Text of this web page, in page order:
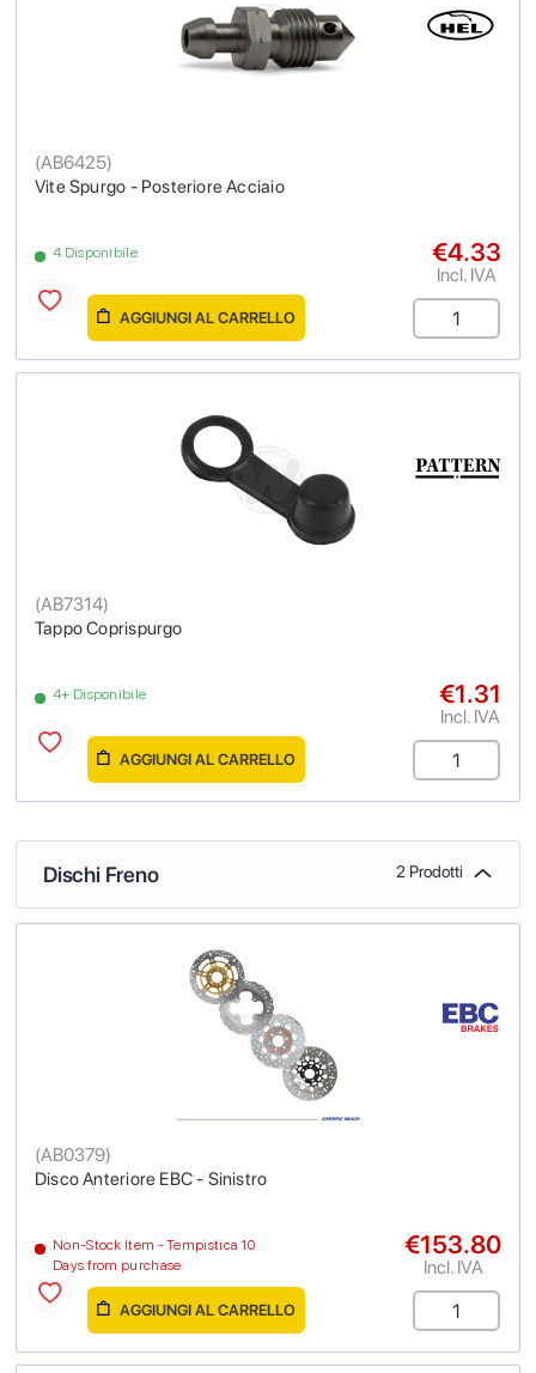
Vite Spurgo - Posteriore Acciaio
(AB6425)
4 Disponibile €4.33
Incl. IVA
AGGIUNGI AL CARRELLO
Tappo Coprispurgo
(AB7314)
4+ Disponibile €1.31
Incl. IVA
AGGIUNGI AL CARRELLO
Dischi Freno 2 Prodotti
Disco Anteriore EBC - Sinistro
(AB0379)
Non-Stock Item - Tempistica 10
Days from purchase
€153.80
Incl. IVA
AGGIUNGI AL CARRELLO